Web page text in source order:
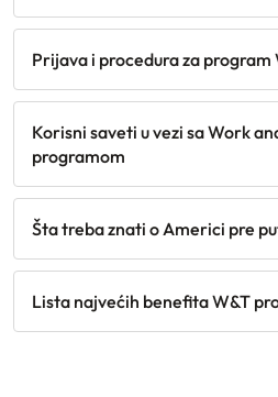
Prijava i procedura za program
Korisni saveti u vezi sa Work
programom
Šta treba znati o Americi pre
Lista najvećih benefita W&T